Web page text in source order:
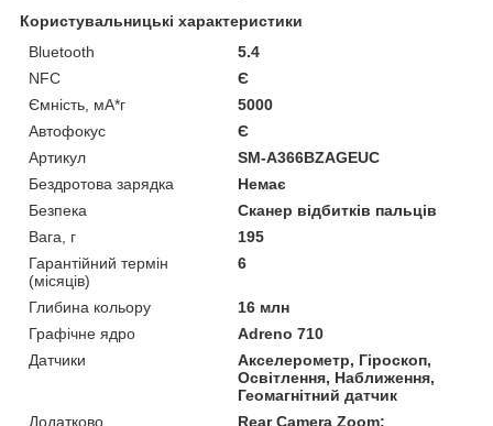
Користувальницькі характеристики
Bluetooth
5.4
NFC
Є
Ємність, мА*г
5000
Автофокус
Є
Артикул
SM-A366BZAGEUC
Бездротова зарядка
Немає
Безпека
Сканер відбитків пальців
Вага, г
195
Гарантійний термін
(місяців)
6
Глибина кольору
16 млн
Графічне ядро
Adreno 710
Датчики
Акселерометр, Гіроскоп,
Освітлення, Наближення,
Геомагнітний датчик
Додатково
Rear Camera Zoom: